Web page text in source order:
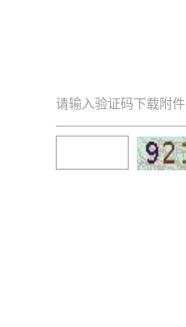
请输入验证码下载附件